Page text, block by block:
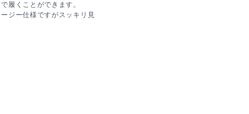
履くことができます。
ジー仕様ですがスッキリ見